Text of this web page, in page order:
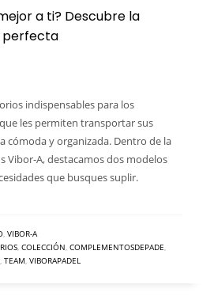
a ti? Descubre la
perfecta
indispensables para los
les permiten transportar sus
cómoda y organizada. Dentro de la
Vibor-A, destacamos dos modelos
que busques suplir.
VIBOR-A
COLECCIÓN COMPLEMENTOSDEPADE
TEAM VIBORAPADEL